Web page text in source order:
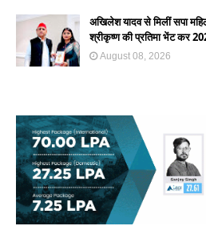
अखिलेश यादव से मिलीं सपा
श्रीकृष्ण की प्रतिमा भेंट कर
August 08, 2026